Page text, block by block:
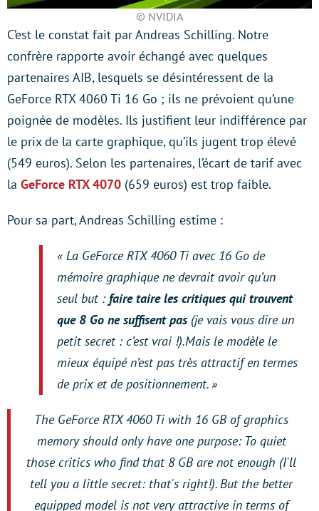
© NVIDIA
C’est le constat fait par Andreas Schilling. Notre
confrère rapporte avoir échangé avec quelques
partenaires AIB, lesquels se désintéressent de la
GeForce RTX 4060 Ti 16 Go ; ils ne prévoient qu’une
poignée de modèles. Ils justifient leur indifférence par
le prix de la carte graphique, qu’ils jugent trop élevé
(549 euros). Selon les partenaires, l’écart de tarif avec
la GeForce RTX 4070 (659 euros) est trop faible.
Pour sa part, Andreas Schilling estime :
« La GeForce RTX 4060 Ti avec 16 Go de
mémoire graphique ne devrait avoir qu’un
seul but : faire taire les critiques qui trouvent
que 8 Go ne suffisent pas (je vais vous dire un
petit secret : c’est vrai !).Mais le modèle le
mieux équipé n’est pas très attractif en termes
de prix et de positionnement. »
The GeForce RTX 4060 Ti with 16 GB of graphics
memory should only have one purpose: To quiet
those critics who find that 8 GB are not enough (I'll
tell you a little secret: that's right!). But the better
equipped model is not very attractive in terms of